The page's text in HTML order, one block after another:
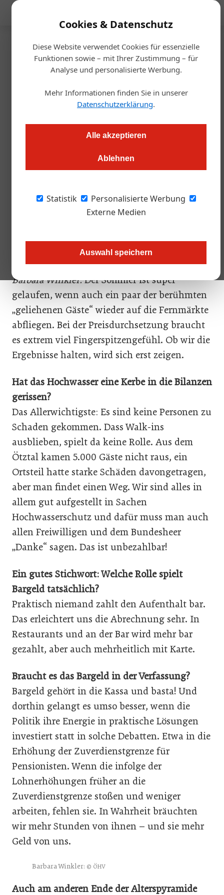
Cookies & Datenschutz
Diese Website verwendet Cookies für essenzielle
Funktionen sowie – mit Ihrer Zustimmung – für
Analyse und personalisierte Werbung.
Mehr Informationen finden Sie in unserer
Datenschutzerklärung.
Alle akzeptieren
Ablehnen
Statistik
Personalisierte Werbung
Externe Medien
Auswahl speichern
Startseite/Gastro & Hotel
Interview
Wie wichtig ist Bargeld
wirklich?
06.09.2023, 13:13 Uhr
Tirols Tourismus macht bewegende Zeiten durch: Auf einen
keiner erwartet hat, Hochwasser, Debatten über Bargeld und
die Herkunft von Lebensmitteln. Darüber sprach die ÖGZ mit
ÖGZ: Frau Winkler, wie geht es der Branche in
dieser bewegten Zeit?
Barbara Winkler:Der Sommer ist super
gelaufen, wenn auch ein paar der berühmten
„geliehenen Gäste“ wieder auf die Fernmärkte
abfliegen. Bei der Preisdurchsetzung braucht
es extrem viel Fingerspitzengefühl. Ob wir die
Ergebnisse halten, wird sich erst zeigen.
Hat das Hochwasser eine Kerbe in die Bilanzen
gerissen?
Das Allerwichtigste: Es sind keine Personen zu
Schaden gekommen. Dass Walk-ins
ausblieben, spielt da keine Rolle. Aus dem
Ötztal kamen 5.000 Gäste nicht raus, ein
Ortsteil hatte starke Schäden davongetragen,
aber man findet einen Weg. Wir sind alles in
allem gut aufgestellt in Sachen
Hochwasserschutz und dafür muss man auch
allen Freiwilligen und dem Bundesheer
„Danke“ sagen. Das ist unbezahlbar!
Ein gutes Stichwort: Welche Rolle spielt
Bargeld tatsächlich?
Praktisch niemand zahlt den Aufenthalt bar.
Das erleichtert uns die Abrechnung sehr. In
Restaurants und an der Bar wird mehr bar
gezahlt, aber auch mehrheitlich mit Karte.
Braucht es das Bargeld in der Verfassung?
Bargeld gehört in die Kassa und basta! Und
dorthin gelangt es umso besser, wenn die
Politik ihre Energie in praktische Lösungen
investiert statt in solche Debatten. Etwa in die
Erhöhung der Zuverdienstgrenze für
Pensionisten. Wenn die infolge der
Lohnerhöhungen früher an die
Zuverdienstgrenze stoßen und weniger
arbeiten, fehlen sie. In Wahrheit bräuchten
wir mehr Stunden von ihnen – und sie mehr
Geld von uns.
Barbara Winkler: © ÖHV
Auch am anderen Ende der Alterspyramide